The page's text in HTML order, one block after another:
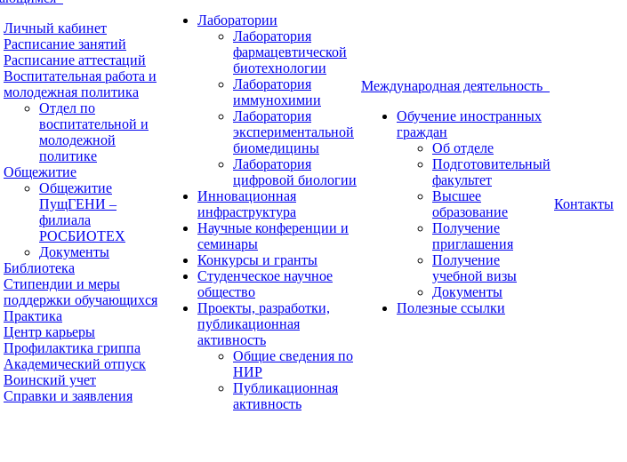
Личный кабинет
Расписание занятий
Расписание аттестаций
Воспитательная работа и
молодежная политика
Отдел по
воспитательной и
молодежной
политике
Общежитие
Общежитие
ПущГЕНИ –
филиала
РОСБИОТЕХ
Документы
Библиотека
Стипендии и меры
поддержки обучающихся
Практика
Центр карьеры
Профилактика гриппа
Академический отпуск
Воинский учет
Справки и заявления
Лаборатории
Лаборатория
фармацевтической
биотехнологии
Лаборатория
иммунохимии
Лаборатория
экспериментальной
биомедицины
Лаборатория
цифровой биологии
Инновационная
инфраструктура
Научные конференции и
семинары
Конкурсы и гранты
Студенческое научное
общество
Проекты, разработки,
публикационная
активность
Общие сведения по
НИР
Публикационная
активность
Международная деятельность
Обучение иностранных
граждан
Об отделе
Подготовительный
факультет
Высшее
образование
Получение
приглашения
Получение
учебной визы
Документы
Полезные ссылки
Контакты